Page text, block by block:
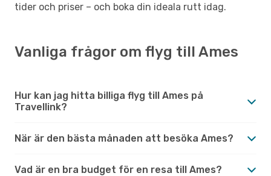
tider och priser – och boka din ideala rutt idag.
Vanliga frågor om flyg till Ames
Hur kan jag hitta billiga flyg till Ames på
Travellink?
När är den bästa månaden att besöka Ames?
Vad är en bra budget för en resa till Ames?